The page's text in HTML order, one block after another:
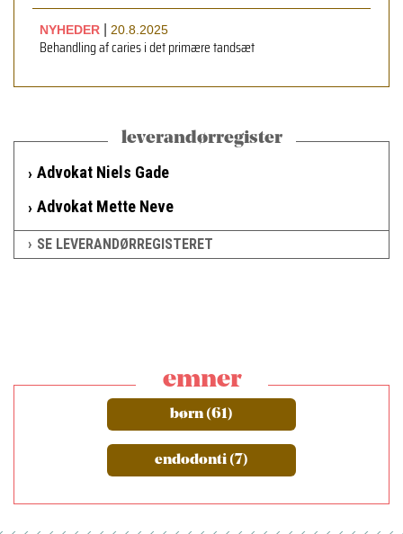
NYHEDER 20.8.2025
Behandling af caries i det primære tandsæt
leverandørregister
Advokat Niels Gade
Advokat Mette Neve
SE LEVERANDØRREGISTERET
emner
børn (61)
endodonti (7)